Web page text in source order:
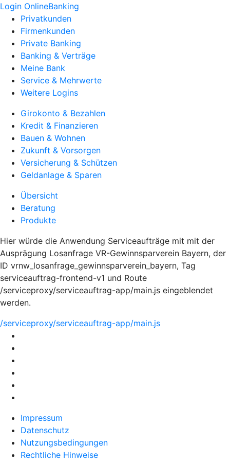
Login OnlineBanking
Privatkunden
Firmenkunden
Private Banking
Banking & Verträge
Meine Bank
Service & Mehrwerte
Weitere Logins
Girokonto & Bezahlen
Kredit & Finanzieren
Bauen & Wohnen
Zukunft & Vorsorgen
Versicherung & Schützen
Geldanlage & Sparen
Übersicht
Beratung
Produkte
Hier würde die Anwendung Serviceaufträge mit mit der
Ausprägung Losanfrage VR-Gewinnsparverein Bayern, der
ID vrnw_losanfrage_gewinnsparverein_bayern, Tag
serviceauftrag-frontend-v1 und Route
/serviceproxy/serviceauftrag-app/main.js eingeblendet
werden.
/serviceproxy/serviceauftrag-app/main.js
Impressum
Datenschutz
Nutzungsbedingungen
Rechtliche Hinweise